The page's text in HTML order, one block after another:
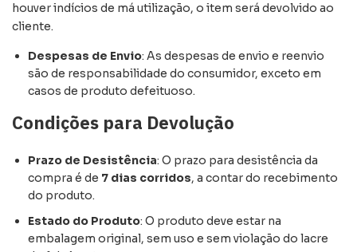
houver indícios de má utilização, o item será devolvido ao
cliente.
Despesas de Envio: As despesas de envio e reenvio
são de responsabilidade do consumidor, exceto em
casos de produto defeituoso.
Condições para Devolução
Prazo de Desistência: O prazo para desistência da
compra é de 7 dias corridos, a contar do recebimento
do produto.
Estado do Produto: O produto deve estar na
embalagem original, sem uso e sem violação do lacre